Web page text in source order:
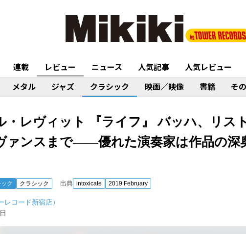
連載 レビュー ニュース 人気記事
人気レビュー
メタル ジャズ クラシック 映画／映像 書籍 そ
・レヴィット 『ライフ』 バッハ、リス
ァンスまで――優れた演奏家は作品の深
ク クラシック 出典 intoxicate 2019 February
レコード新宿店）